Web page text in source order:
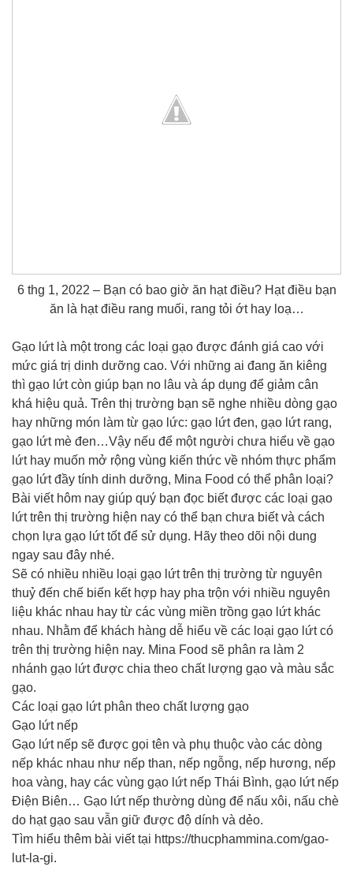
6 thg 1, 2022 – Bạn có bao giờ ăn hạt điều? Hạt điều bạn
ăn là hạt điều rang muối, rang tỏi ớt hay loạ…
Gạo lứt là một trong các loại gạo được đánh giá cao với
mức giá trị dinh dưỡng cao. Với những ai đang ăn kiêng
thì gạo lứt còn giúp bạn no lâu và áp dụng để giảm cân
khá hiệu quả. Trên thị trường bạn sẽ nghe nhiều dòng gạo
hay những món làm từ gạo lức: gạo lứt đen, gạo lứt rang,
gạo lứt mè đen…Vậy nếu để một người chưa hiểu về gạo
lứt hay muốn mở rộng vùng kiến thức về nhóm thực phẩm
gạo lứt đầy tính dinh dưỡng, Mina Food có thể phân loại?
Bài viết hôm nay giúp quý bạn đọc biết được các loại gạo
lứt trên thị trường hiện nay có thể bạn chưa biết và cách
chọn lựa gạo lứt tốt để sử dụng. Hãy theo dõi nội dung
ngay sau đây nhé.
Sẽ có nhiều nhiều loại gạo lứt trên thị trường từ nguyên
thuỷ đến chế biến kết hợp hay pha trộn với nhiều nguyên
liệu khác nhau hay từ các vùng miền trồng gạo lứt khác
nhau. Nhằm để khách hàng dễ hiểu về các loại gạo lứt có
trên thị trường hiện nay. Mina Food sẽ phân ra làm 2
nhánh gạo lứt được chia theo chất lượng gạo và màu sắc
gạo.
Các loại gạo lứt phân theo chất lượng gạo
Gạo lứt nếp
Gạo lứt nếp sẽ được gọi tên và phụ thuộc vào các dòng
nếp khác nhau như nếp than, nếp ngỗng, nếp hương, nếp
hoa vàng, hay các vùng gạo lứt nếp Thái Bình, gạo lứt nếp
Điện Biên… Gạo lứt nếp thường dùng để nấu xôi, nấu chè
do hạt gạo sau vẫn giữ được độ dính và dẻo.
Tìm hiểu thêm bài viết tại https://thucphammina.com/gao-
lut-la-gi.